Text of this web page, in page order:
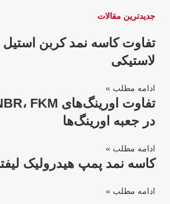
جدیدترین مقالات
تفاوت کاسه نمد کربن استیل
لاستیکی
ادامه مطلب »
در جعبه اورینگ‌ها
ادامه مطلب »
کاسه نمد پمپ هیدرولیک
ادامه مطلب »